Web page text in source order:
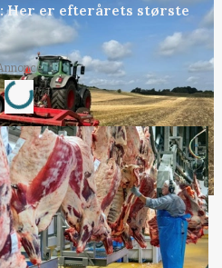
Her er efterårets største
Loading...